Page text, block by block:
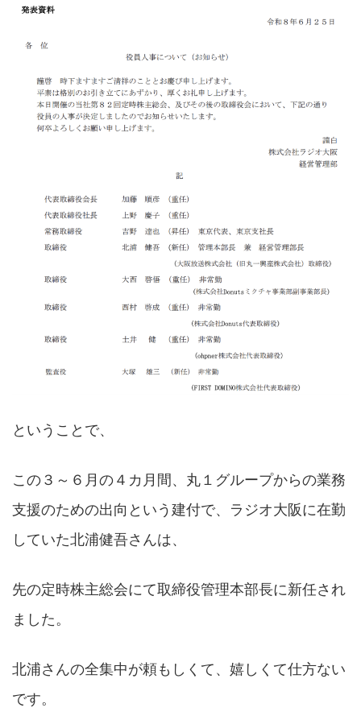
ということで、
この３～６月の４カ月間、丸１グループからの業務
支援のための出向という建付で、ラジオ大阪に在勤
していた北浦健吾さんは、
先の定時株主総会にて取締役管理本部長に新任され
ました。
北浦さんの全集中が頼もしくて、嬉しくて仕方ない
です。